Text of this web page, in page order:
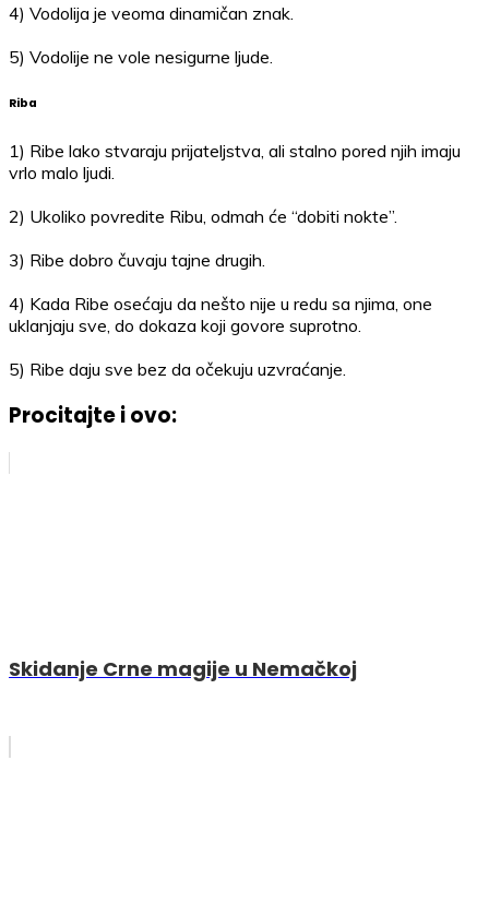
4) Vodolija je veoma dinamičan znak.
5) Vodolije ne vole nesigurne ljude.
Riba
1) Ribe lako stvaraju prijateljstva, ali stalno pored njih imaju
vrlo malo ljudi.
2) Ukoliko povredite Ribu, odmah će “dobiti nokte”.
3) Ribe dobro čuvaju tajne drugih.
4) Kada Ribe osećaju da nešto nije u redu sa njima, one
uklanjaju sve, do dokaza koji govore suprotno.
5) Ribe daju sve bez da očekuju uzvraćanje.
Procitajte i ovo:
Skidanje Crne magije u Nemačkoj